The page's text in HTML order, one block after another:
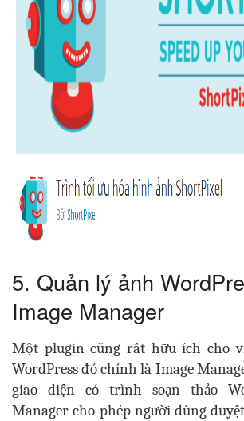
5. Quản lý ảnh
Image Manager
Một plugin cũng rất hữu ích cho
WordPress đó chính là Image
giao diện có trình soạn thảo
Manager cho phép người dùng